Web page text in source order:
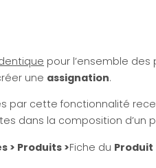
pour l’ensemble des
une assignation.
par cette fonctionnalité
dans la composition d’un
> Produits >Fiche du Produit